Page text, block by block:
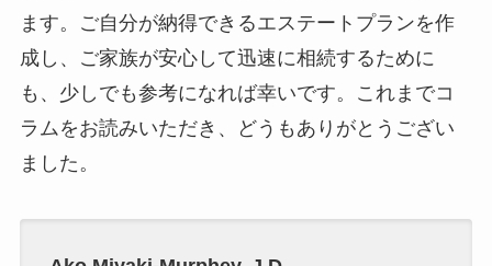
ます。ご自分が納得できるエステートプランを作
成し、ご家族が安心して迅速に相続するために
も、少しでも参考になれば幸いです。これまでコ
ラムをお読みいただき、どうもありがとうござい
ました。